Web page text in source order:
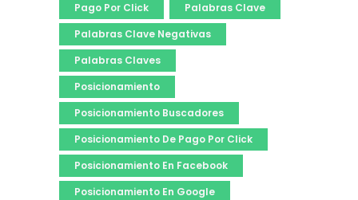
Pago Por Click
Palabras Clave
Palabras Clave Negativas
Palabras Claves
Posicionamiento
Posicionamiento Buscadores
Posicionamiento De Pago Por Click
Posicionamiento En Facebook
Posicionamiento En Google